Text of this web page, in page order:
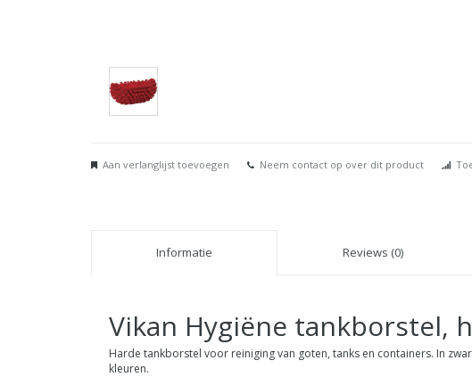
Aan verlanglijst toevoegen Neem contact op over dit product
Informatie Reviews (0)
Vikan Hygiëne tankborstel,
Harde tankborstel voor reiniging van goten, tanks en containers. In
kleuren.